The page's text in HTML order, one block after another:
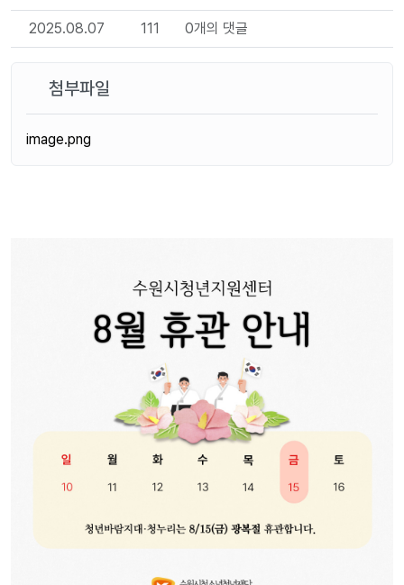
2025.08.07 111 0개의 댓글
첨부파일
image.png